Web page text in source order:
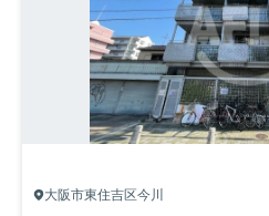
大阪市東住吉区今川